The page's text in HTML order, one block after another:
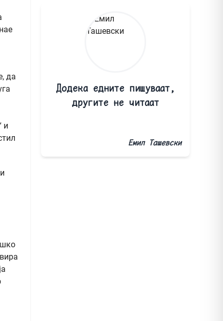
да
и
Додека едните пишуваат,
другите не читаат
Емил Ташевски